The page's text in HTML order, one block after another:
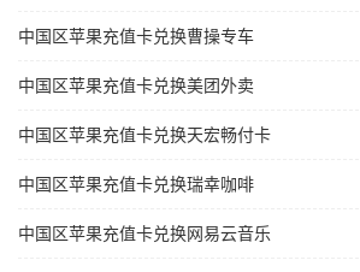
中国区苹果充值卡兑换曹操专车
中国区苹果充值卡兑换美团外卖
中国区苹果充值卡兑换天宏畅付卡
中国区苹果充值卡兑换瑞幸咖啡
中国区苹果充值卡兑换网易云音乐